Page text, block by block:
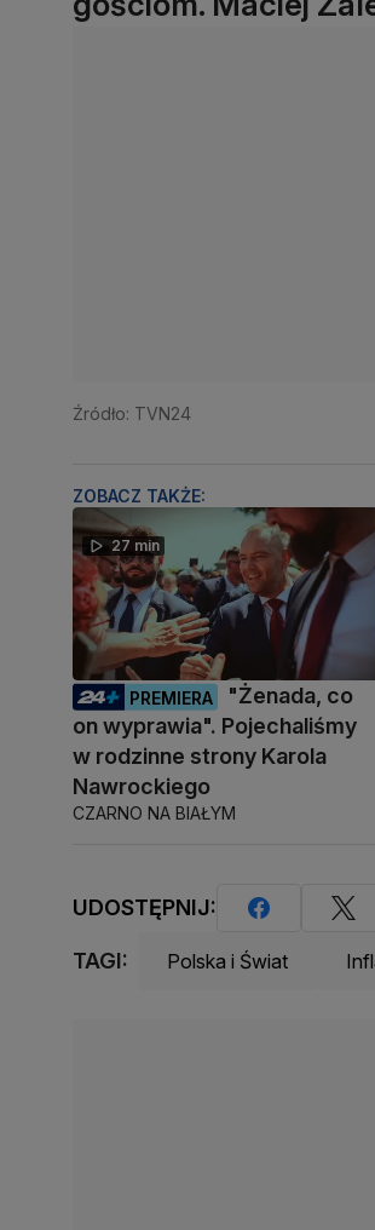
Źródło: TVN24
ZOBACZ TAKŻE:
27 min
PREMIERA
"Żenada, co
on wyprawia". Pojechaliśmy
w rodzinne strony Karola
Nawrockiego
CZARNO NA BIAŁYM
UDOSTĘPNIJ:
TAGI: Polska i Świat